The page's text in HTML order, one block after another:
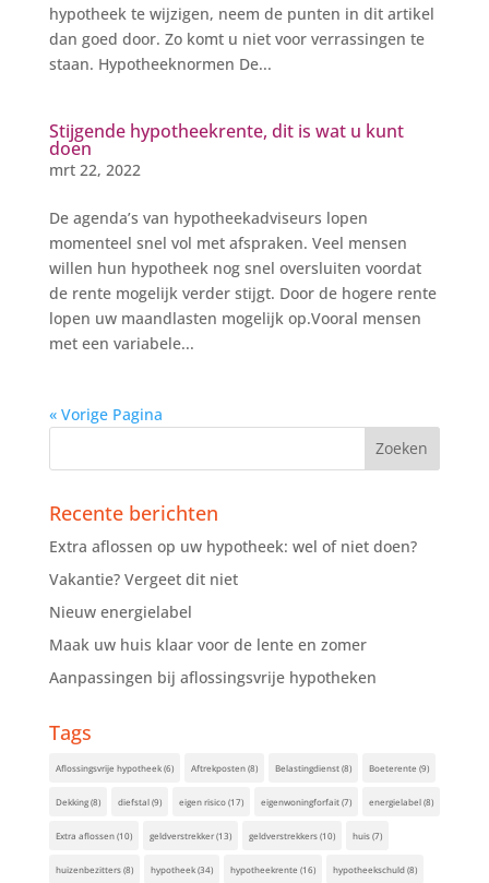
hypotheek te wijzigen, neem de punten in dit artikel
dan goed door. Zo komt u niet voor verrassingen te
staan. Hypotheeknormen De...
Stijgende hypotheekrente, dit is wat u kunt
doen
mrt 22, 2022
De agenda’s van hypotheekadviseurs lopen
momenteel snel vol met afspraken. Veel mensen
willen hun hypotheek nog snel oversluiten voordat
de rente mogelijk verder stijgt. Door de hogere rente
lopen uw maandlasten mogelijk op.Vooral mensen
met een variabele...
« Vorige Pagina
Recente berichten
Extra aflossen op uw hypotheek: wel of niet doen?
Vakantie? Vergeet dit niet
Nieuw energielabel
Maak uw huis klaar voor de lente en zomer
Aanpassingen bij aflossingsvrije hypotheken
Tags
Aflossingsvrije hypotheek(6) Aftrekposten(8) Belastingdienst(8) Boeterente (9)
Dekking(8) diefstal(9) eigen risico(17) eigenwoningforfait(7) energielabel(8)
Extra aflossen(10) geldverstrekker(13) geldverstrekkers(10) huis(7)
huizenbezitters(8) hypotheek(34) hypotheekrente (16) hypotheekschuld(8)